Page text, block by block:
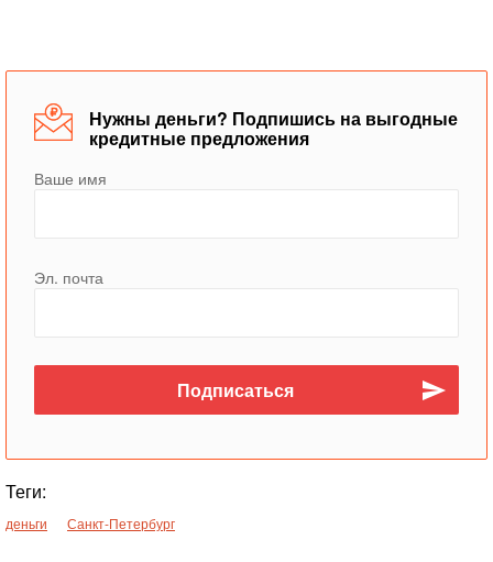
Нужны деньги? Подпишись на выгодные
кредитные предложения
Ваше имя
Эл. почта
Теги:
деньги Санкт-Петербург